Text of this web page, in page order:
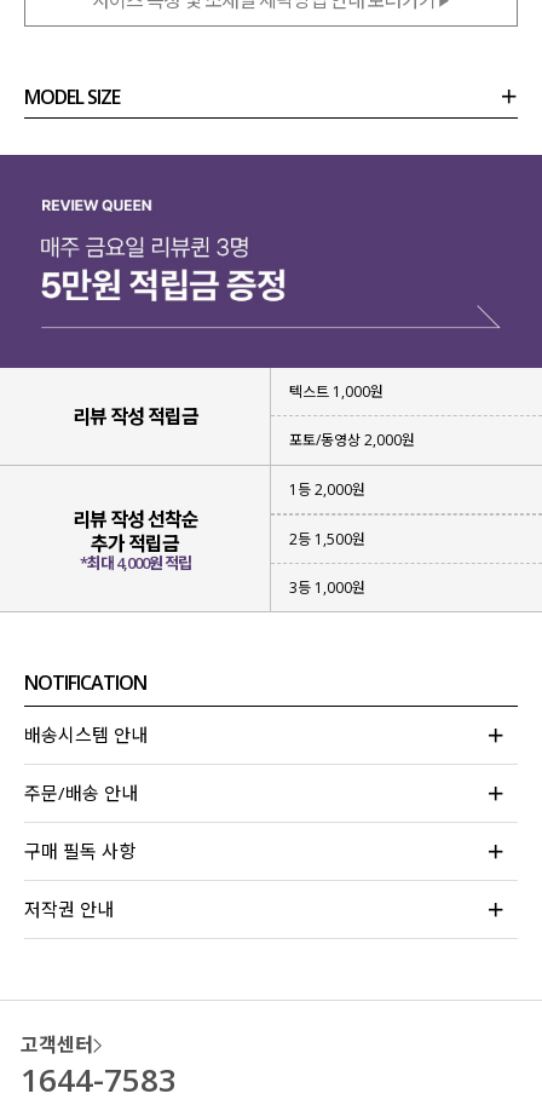
MODEL SIZE
리뷰 작성 적립금
텍스트 1,000원
포토/동영상 2,000원
리뷰 작성 선착순
추가 적립금
*최대 4,000원 적립
1등 2,000원
2등 1,500원
3등 1,000원
NOTIFICATION
배송시스템 안내
주문/배송 안내
구매 필독 사항
저작권 안내
고객센터
1644-7583